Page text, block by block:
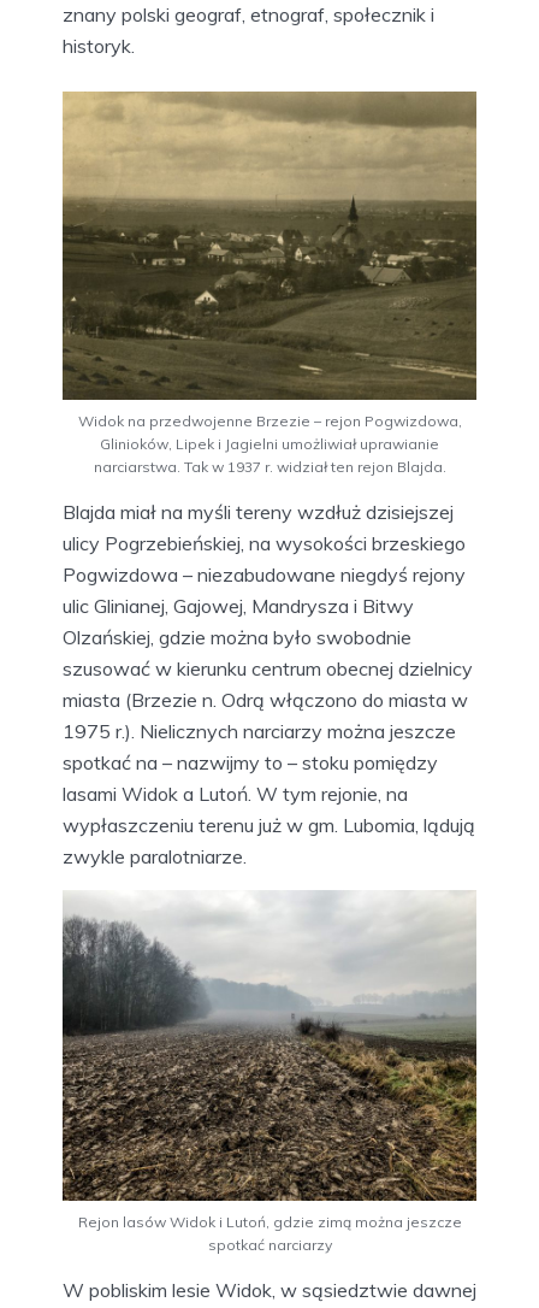
znany polski geograf, etnograf, społecznik i
historyk.
Widok na przedwojenne Brzezie – rejon Pogwizdowa,
Glinioków, Lipek i Jagielni umożliwiał uprawianie
narciarstwa. Tak w 1937 r. widział ten rejon Blajda.
Blajda miał na myśli tereny wzdłuż dzisiejszej
ulicy Pogrzebieńskiej, na wysokości brzeskiego
Pogwizdowa – niezabudowane niegdyś rejony
ulic Glinianej, Gajowej, Mandrysza i Bitwy
Olzańskiej, gdzie można było swobodnie
szusować w kierunku centrum obecnej dzielnicy
miasta (Brzezie n. Odrą włączono do miasta w
1975 r.). Nielicznych narciarzy można jeszcze
spotkać na – nazwijmy to – stoku pomiędzy
lasami Widok a Lutoń. W tym rejonie, na
wypłaszczeniu terenu już w gm. Lubomia, lądują
zwykle paralotniarze.
Rejon lasów Widok i Lutoń, gdzie zimą można jeszcze
spotkać narciarzy
W pobliskim lesie Widok, w sąsiedztwie dawnej